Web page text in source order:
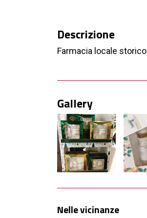
Descrizione
Farmacia locale storico
Gallery
Nelle vicinanze